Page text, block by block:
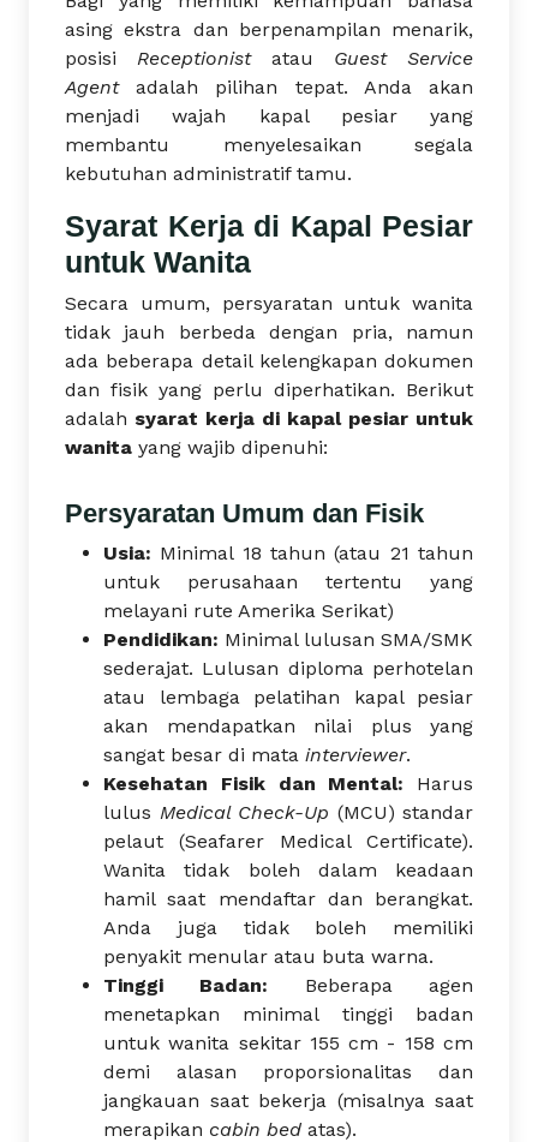
asing ekstra dan berpenampilan menarik,
posisi Receptionistatau Guest Service
Agentadalah pilihan tepat. Anda akan
menjadi wajah kapal pesiar yang
membantu menyelesaikan segala
kebutuhan administratif tamu.
Syarat Kerja di Kapal Pesiar
untuk Wanita
Secara umum, persyaratan untuk wanita
tidak jauh berbeda dengan pria, namun
ada beberapa detail kelengkapan dokumen
dan fisik yang perlu diperhatikan. Berikut
adalah syarat kerja di kapal pesiar untuk
wanita yang wajib dipenuhi:
Persyaratan Umum dan Fisik
Usia: Minimal 18 tahun (atau 21 tahun
untuk perusahaan tertentu yang
melayani rute Amerika Serikat)
Pendidikan: Minimal lulusan SMA/SMK
sederajat. Lulusan diploma perhotelan
atau lembaga pelatihan kapal pesiar
akan mendapatkan nilai plus yang
sangat besar di mata interviewer.
Kesehatan Fisik dan Mental: Harus
lulus Medical Check-Up (MCU) standar
pelaut (Seafarer Medical Certificate).
Wanita tidak boleh dalam keadaan
hamil saat mendaftar dan berangkat.
Anda juga tidak boleh memiliki
penyakit menular atau buta warna.
Tinggi Badan: Beberapa agen
menetapkan minimal tinggi badan
untuk wanita sekitar 155 cm - 158 cm
demi alasan proporsionalitas dan
jangkauan saat bekerja (misalnya saat
merapikan cabin bed atas).